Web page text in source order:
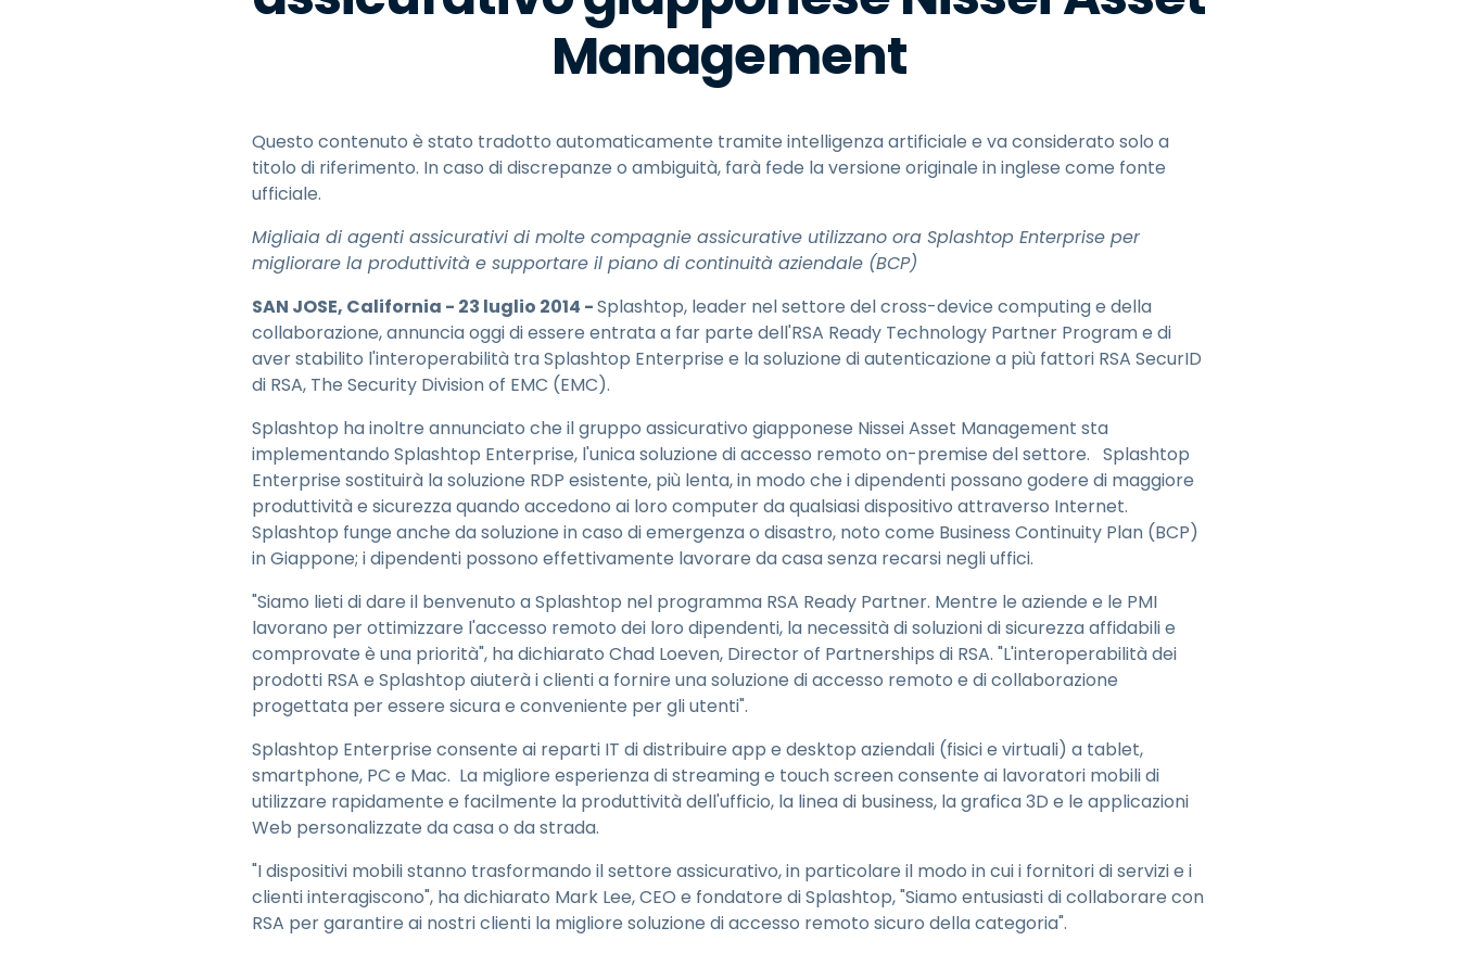
Accesso remoto tramite
RDP/SSH/VNC
Lavoro a distanza con
Accesso remoto al
laboratorio
Esplora tutte le esigenze Esplora tutti i settori
日本語
Management
Questo contenuto è stato tradotto automaticamente tramite intelligenza artificiale e va considerato solo a
titolo di riferimento. In caso di discrepanze o ambiguità, farà fede la versione originale in inglese come fonte
ufficiale.
Migliaia di agenti assicurativi di molte compagnie assicurative utilizzano ora Splashtop Enterprise per
migliorare la produttività e supportare il piano di continuità aziendale (BCP)
SAN JOSE, California - 23 luglio 2014 -Splashtop, leader nel settore del cross-device computing e della
collaborazione, annuncia oggi di essere entrata a far parte dell'RSA Ready Technology Partner Program e di
aver stabilito l'interoperabilità tra Splashtop Enterprise e la soluzione di autenticazione a più fattori RSA SecurID
di RSA, The Security Division of EMC (EMC).
Splashtop ha inoltre annunciato che il gruppo assicurativo giapponese Nissei Asset Management sta
implementando Splashtop Enterprise, l'unica soluzione di accesso remoto on-premise del settore. Splashtop
Enterprise sostituirà la soluzione RDP esistente, più lenta, in modo che i dipendenti possano godere di maggiore
produttività e sicurezza quando accedono ai loro computer da qualsiasi dispositivo attraverso Internet.
Splashtop funge anche da soluzione in caso di emergenza o disastro, noto come Business Continuity Plan (BCP)
in Giappone; i dipendenti possono effettivamente lavorare da casa senza recarsi negli uffici.
"Siamo lieti di dare il benvenuto a Splashtop nel programma RSA Ready Partner. Mentre le aziende e le PMI
lavorano per ottimizzare l'accesso remoto dei loro dipendenti, la necessità di soluzioni di sicurezza affidabili e
comprovate è una priorità", ha dichiarato Chad Loeven, Director of Partnerships di RSA. "L'interoperabilità dei
prodotti RSA e Splashtop aiuterà i clienti a fornire una soluzione di accesso remoto e di collaborazione
progettata per essere sicura e conveniente per gli utenti".
Splashtop Enterprise consente ai reparti IT di distribuire app e desktop aziendali (fisici e virtuali) a tablet,
smartphone, PC e Mac. La migliore esperienza di streaming e touch screen consente ai lavoratori mobili di
utilizzare rapidamente e facilmente la produttività dell'ufficio, la linea di business, la grafica 3D e le applicazioni
Web personalizzate da casa o da strada.
"I dispositivi mobili stanno trasformando il settore assicurativo, in particolare il modo in cui i fornitori di servizi e i
clienti interagiscono", ha dichiarato Mark Lee, CEO e fondatore di Splashtop, "Siamo entusiasti di collaborare con
RSA per garantire ai nostri clienti la migliore soluzione di accesso remoto sicuro della categoria".